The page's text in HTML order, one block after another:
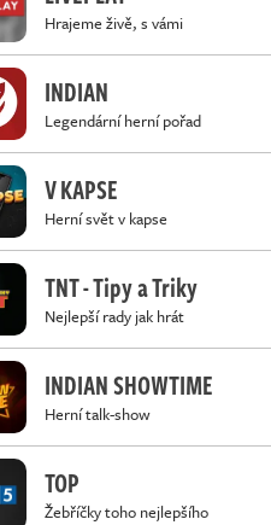
Hrajeme živě, s vámi
INDIAN
Legendární herní pořad
V KAPSE
Herní svět v kapse
TNT - Tipy a Triky
Nejlepší rady jak hrát
INDIAN SHOWTIME
Herní talk-show
TOP
Žebříčky toho nejlepšího